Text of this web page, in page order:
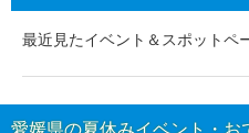
最近見たイベント＆スポットペ